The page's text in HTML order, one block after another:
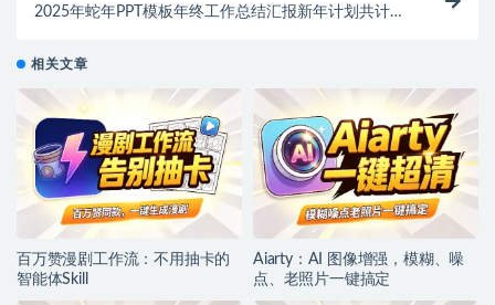
2025年蛇年PPT模板年终工作总结汇报新年计划共计59
相关文章
百万赞漫剧工作流：不用抽卡的
智能体Skill
Aiarty：AI 图像增强，模糊、噪
点、老照片一键搞定